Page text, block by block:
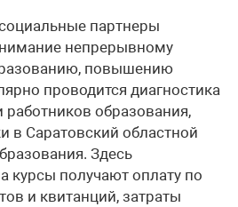
партнеры
непрерывному
повышению
проводится диагностика
работников образования,
в Саратовский областной
Здесь
курсы получают оплату по
и квитанций, затраты